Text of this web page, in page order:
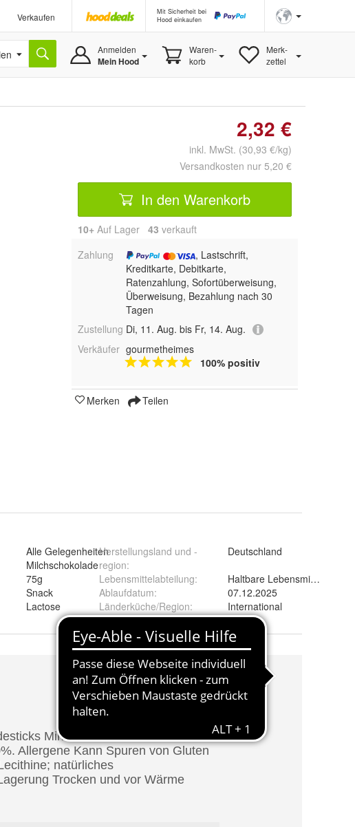
Verkaufen
Mit Sicherheit bei
Hood einkaufen
Anmelden
Mein Hood
Waren-
korb
Merk-
zettel
2,32 €
inkl. MwSt. (30,93 €/kg)
Versandkosten nur 5,20 €
In den Warenkorb
10+ Auf Lager 43 verkauft
Zahlung
, Lastschrift,
Kreditkarte, Debitkarte,
Ratenzahlung, Sofortüberweisung,
Überweisung, Bezahlung nach 30
Tagen
Zustellung Di, 11. Aug. bis Fr, 14. Aug.
Verkäufer gourmetheimes
100% positiv
Merken Teilen
Alle Gelegenheiten
Milchschokolade
75g
Snack
Lactose
Herstellungsland und -
region:
Deutschland
Lebensmittelabteilung:
Haltbare Lebensmittel
Ablaufdatum:
07.12.2025
Länderküche/Region: International